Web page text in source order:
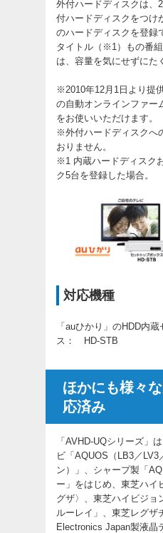
外付ハードディスクは、
付ハードディスクをつけ
のハードディスクを登録
タイトル（※1）もの番
は、容量を気にせずにた
※2010年12月1日より提
の自動オンラインファー
をお使いいただけます。
※外付ハードディスクへ
おりません。
※1 内蔵ハードディスク
ク5台を登録した場合。
対応機種
「auひかり」のHDD内
ス： HD-STB
ほかにも様々
応済み
「AVHD-UQシリーズ」
ビ「AQUOS（LB3／LV3
ン）」、シャープ製「
ー」をはじめ、東芝ハイ
グザ〉、東芝ハイビジョ
ルーレイ」、東芝レグザ
Electronics Japan製液晶